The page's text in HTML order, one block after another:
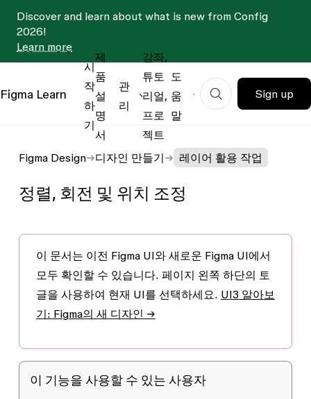
Discover and learn about what is new from Config
2026!
Learn more
Figma Learn
시
작
하
기
제
품
설
명
서
관
리
강좌,
튜토
리얼,
프로
젝트
도
움
말
Sign up
Figma Design 디자인 만들기 레이어 활용 작업
정렬, 회전 및 위치 조정
이 문서는 이전 Figma UI와 새로운 Figma UI에서
모두 확인할 수 있습니다. 페이지 왼쪽 하단의 토
글을 사용하여 현재 UI를 선택하세요. UI3 알아보
기: Figma의 새 디자인 →
이 기능을 사용할 수 있는 사용자